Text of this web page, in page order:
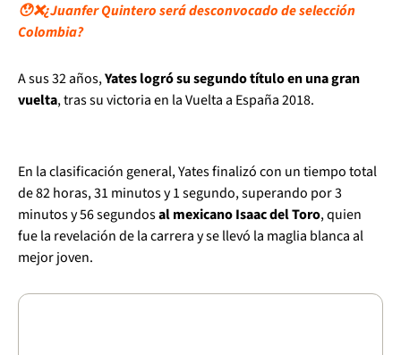
😯❌¿Juanfer Quintero será desconvocado de selección
Colombia?
A sus 32 años,Yates logró su segundo título en una gran
vuelta, tras su victoria en la Vuelta a España 2018.
En la clasificación general, Yates finalizó con un tiempo total
de 82 horas, 31 minutos y 1 segundo, superando por 3
minutos y 56 segundosal mexicano Isaac del Toro, quien
fue la revelación de la carrera y se llevó la maglia blanca al
mejor joven.